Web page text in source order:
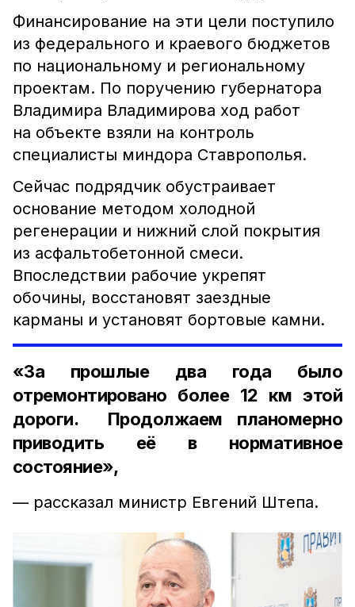
Финансирование на эти цели поступило
из федерального и краевого бюджетов
по национальному и региональному
проектам. По поручению губернатора
Владимира Владимирова ход работ
на объекте взяли на контроль
специалисты миндора Ставрополья.
Сейчас подрядчик обустраивает
основание методом холодной
регенерации и нижний слой покрытия
из асфальтобетонной смеси.
Впоследствии рабочие укрепят
обочины, восстановят заездные
карманы и установят бортовые камни.
«За прошлые два года было
отремонтировано более 12 км этой
дороги. Продолжаем планомерно
приводить её в нормативное
состояние»,
— рассказал министр Евгений Штепа.